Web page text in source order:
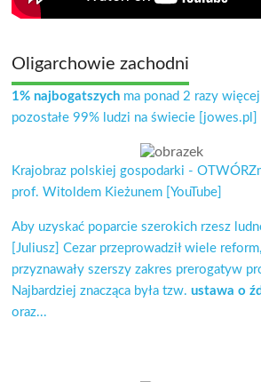
Oligarchowie zachodni
1% najbogatszych ma ponad 2 razy
pozostałe 99% ludzi na świecie [jowes.pl]
Krajobraz polskiej gospodarki -
prof. Witoldem Kieżunem [YouTube]
Aby uzyskać poparcie szerokich rzesz
[Juliusz] Cezar przeprowadził wiele
przyznawały szerszy zakres prerogatyw
Najbardziej znacząca była tzw.ustawa o
oraz...